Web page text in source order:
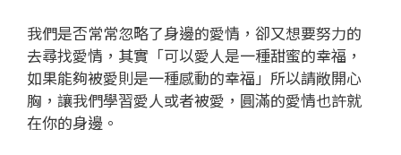
我們是否常常忽略了身邊的愛情，卻又想要努力的
去尋找愛情，其實「可以愛人是一種甜蜜的幸福，
如果能夠被愛則是一種感動的幸福」所以請敞開心
胸，讓我們學習愛人或者被愛，圓滿的愛情也許就
在你的身邊。